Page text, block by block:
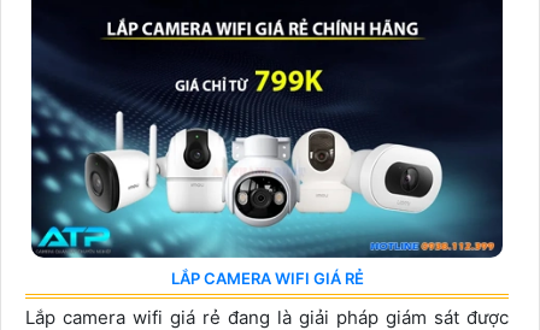
LẮP CAMERA WIFI GIÁ RẺ
Lắp camera wifi giá rẻ đang là giải pháp giám sát được